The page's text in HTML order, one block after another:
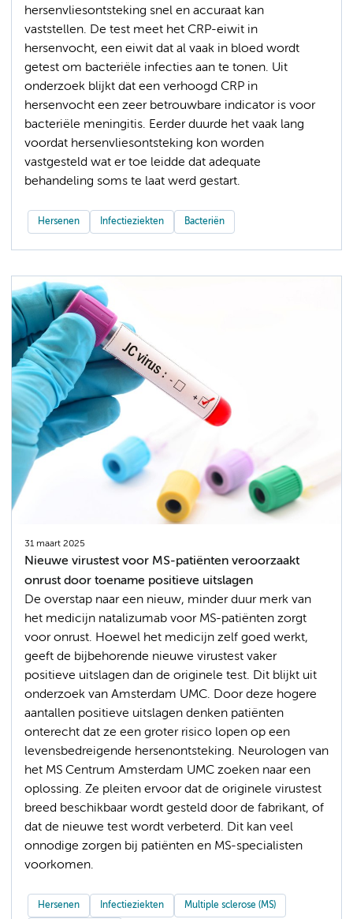
hersenvliesontsteking snel en accuraat kan
vaststellen. De test meet het CRP-eiwit in
hersenvocht, een eiwit dat al vaak in bloed wordt
getest om bacteriële infecties aan te tonen. Uit
onderzoek blijkt dat een verhoogd CRP in
hersenvocht een zeer betrouwbare indicator is voor
bacteriële meningitis. Eerder duurde het vaak lang
voordat hersenvliesontsteking kon worden
vastgesteld wat er toe leidde dat adequate
behandeling soms te laat werd gestart.
Hersenen Infectieziekten Bacteriën
31 maart 2025
Nieuwe virustest voor MS-patiënten veroorzaakt
onrust door toename positieve uitslagen
De overstap naar een nieuw, minder duur merk van
het medicijn natalizumab voor MS-patiënten zorgt
voor onrust. Hoewel het medicijn zelf goed werkt,
geeft de bijbehorende nieuwe virustest vaker
positieve uitslagen dan de originele test. Dit blijkt uit
onderzoek van Amsterdam UMC. Door deze hogere
aantallen positieve uitslagen denken patiënten
onterecht dat ze een groter risico lopen op een
levensbedreigende hersenontsteking. Neurologen van
het MS Centrum Amsterdam UMC zoeken naar een
oplossing. Ze pleiten ervoor dat de originele virustest
breed beschikbaar wordt gesteld door de fabrikant, of
dat de nieuwe test wordt verbeterd. Dit kan veel
onnodige zorgen bij patiënten en MS-specialisten
voorkomen.
Hersenen Infectieziekten Multiple sclerose (MS)